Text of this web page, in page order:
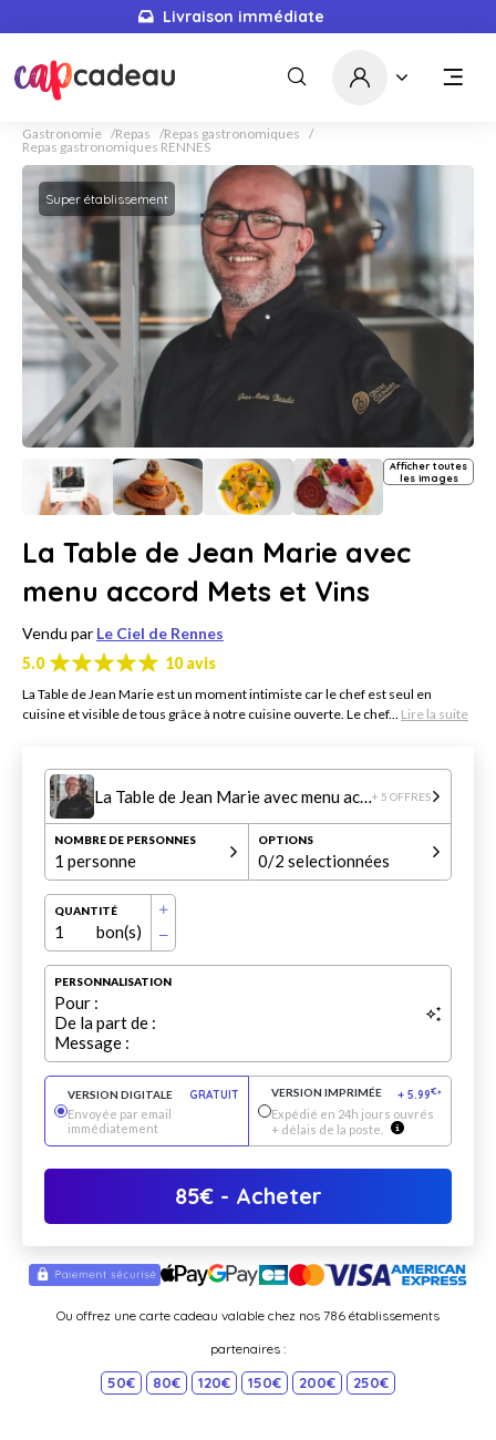
Livraison immédiate
Gastronomie Repas
Repas gastronomiques
Repas gastronomiques RENNES
Super établissement
Afficher toutes
les images
La Table de Jean Marie avec
menu accord Mets et Vins
Vendu par Le Ciel de Rennes
5.0
10 avis
La Table de Jean Marie est un moment intimiste car le chef est seul en
cuisine et visible de tous grâce à notre cuisine ouverte. Le chef... Lire la suite
La Table de Jean Marie avec menu accord Mets et Vins+ 5 OFFRES
NOMBRE DE PERSONNES
1 personne
OPTIONS
0/2 selectionnées
QUANTITÉ
1 bon(s)
PERSONNALISATION
Pour :
De la part de :
Message :
VERSION DIGITALE
GRATUIT
Envoyée par email
immédiatement
VERSION IMPRIMÉE + 5.99€*
Expédié en 24h jours ouvrés
+ délais de la poste.
85€- Acheter
Ou offrez une carte cadeau valable chez nos 786 établissements
partenaires :
50€ 80€ 120€ 150€ 200€ 250€